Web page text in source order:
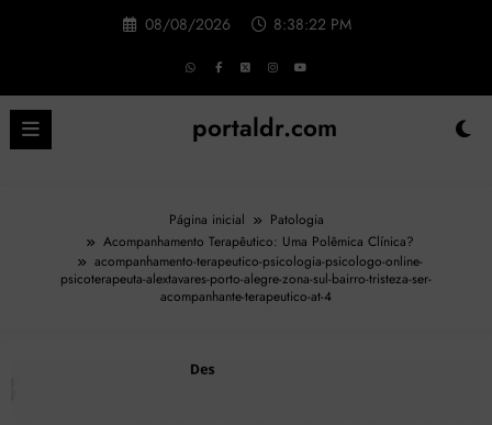
08/08/2026 8:38:23 PM
portaldr.com
Página inicial
Patologia
Acompanhamento Terapêutico: Uma Polêmica Clínica?
acompanhamento-terapeutico-psicologia-psicologo-online-
psicoterapeuta-alextavares-porto-alegre-zona-sul-bairro-tristeza-ser-
acompanhante-terapeutico-at-4